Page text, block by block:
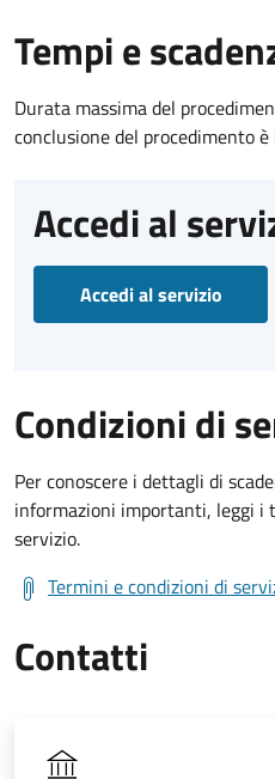
Tempi e
Durata massima del
conclusione del procedimento
Accedi al
Accedi al servizio
Condizioni di
Per conoscere i dettagli di
informazioni importanti, leggi i
servizio.
Termini e condizioni di
Contatti